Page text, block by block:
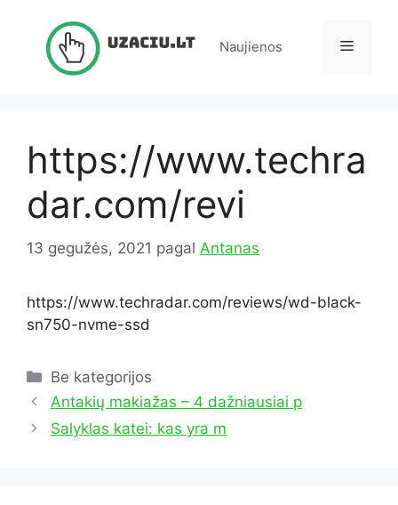
Naujienos Meniu
https://www.techra
dar.com/revi
13 gegužės, 2021 pagal Antanas
https://www.techradar.com/reviews/wd-black-
sn750-nvme-ssd
Kategorijos
Be kategorijos
Antakių makiažas – 4 dažniausiai p
Salyklas katei: kas yra m